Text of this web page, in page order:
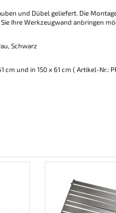
und Dübel geliefert. Die
Ihre Werkzeugwand anbringen
Schwarz
cm und in 150 x 61 cm ( Artikel-Nr.: